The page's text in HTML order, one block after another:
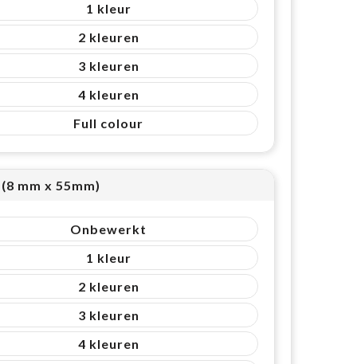
1
2
3
4
Full colour
mm x 55mm)
Onbewerkt
1
2
3
4